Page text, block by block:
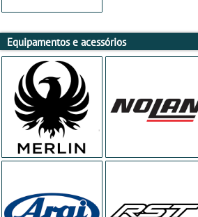
Equipamentos e acessórios